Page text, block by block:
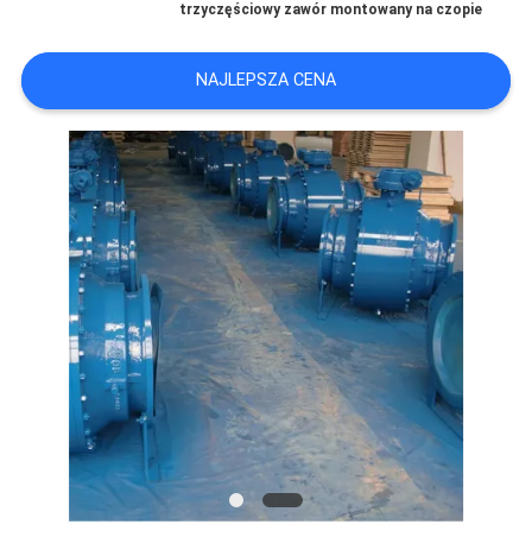
BLOG
POPROSIĆ
WYCENĘ
SITEMAP
POLITYKA
PRYWATNOŚCI
trzyczęściowy zawór montowany na czopie
NAJLEPSZA CENA